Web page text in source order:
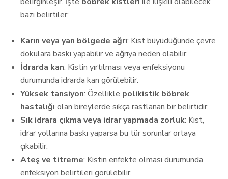
bazı belirtiler:
Karın veya yan bölgede ağrı: Kist büyüdüğünde çevre
dokulara baskı yapabilir ve ağrıya neden olabilir.
İdrarda kan: Kistin yırtılması veya enfeksiyonu
durumunda idrarda kan görülebilir.
Yüksek tansiyon: Özellikle polikistik böbrek
hastalığı olan bireylerde sıkça rastlanan bir belirtidir.
Sık idrara çıkma veya idrar yapmada zorluk: Kist,
idrar yollarına baskı yaparsa bu tür sorunlar ortaya
çıkabilir.
Ateş ve titreme: Kistin enfekte olması durumunda
enfeksiyon belirtileri görülebilir.